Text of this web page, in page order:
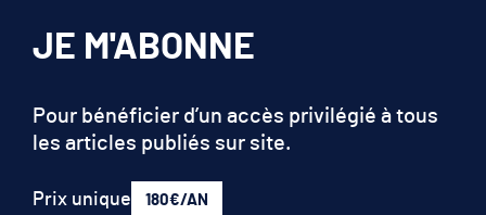
JE M'ABONNE
Pour bénéficier d’un accès privilégié à tous
les articles publiés sur site.
Prix unique 180€/AN